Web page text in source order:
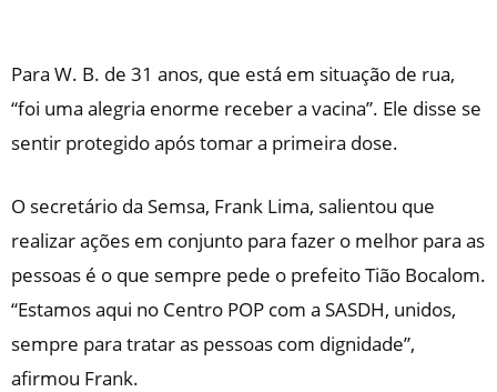
Para W. B. de 31 anos, que está em situação de rua,
“foi uma alegria enorme receber a vacina”. Ele disse se
sentir protegido após tomar a primeira dose.
O secretário da Semsa, Frank Lima, salientou que
realizar ações em conjunto para fazer o melhor para as
pessoas é o que sempre pede o prefeito Tião Bocalom.
“Estamos aqui no Centro POP com a SASDH, unidos,
sempre para tratar as pessoas com dignidade”,
afirmou Frank.